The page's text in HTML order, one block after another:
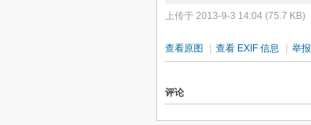
上传于 2013-9-3 14:04 (75.7 KB)
查看原图 查看 EXIF 信息 举报
评论